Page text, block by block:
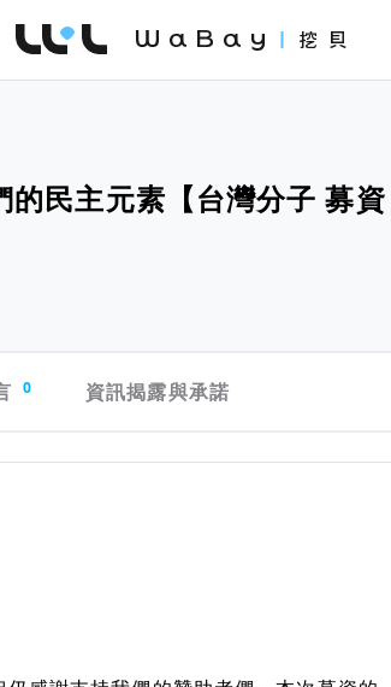
WaBay 挖貝 | 台灣最值得信賴的群眾集
民主元素【台灣分子 募資
0 資訊揭露與承諾